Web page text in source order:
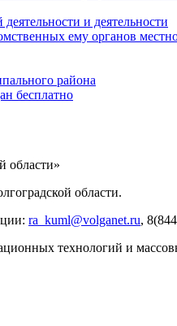
и деятельности
ему органов
района
бесплатно
области»
области.
ra_kuml@volganet.ru,
технологий и